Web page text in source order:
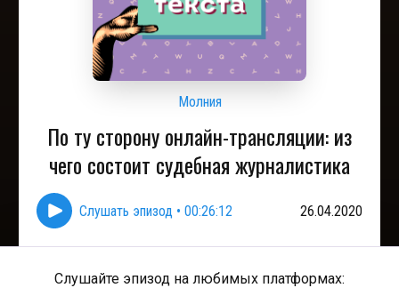
Молния
По ту сторону онлайн-трансляции: из
чего состоит судебная журналистика
Слушать эпизод • 00:26:12 26.04.2020
Слушайте эпизод на любимых платформах: